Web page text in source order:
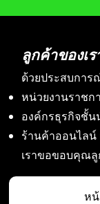
ลูกค้าของเร
ด้วยประสบการ
หน่วยงานราชก
องค์กรธุรกิจชั้น
ร้านค้าออนไลน์
เราขอขอบคุณ
หน้